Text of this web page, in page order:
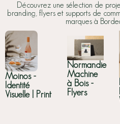
Découvrez une sélection de
branding, flyers et supports de
marques à
Moinos -
Identité
Visuelle | Print
Normandie
Machine
à Bois -
Flyers